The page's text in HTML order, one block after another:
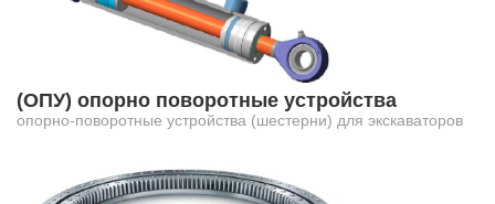
(ОПУ) опорно поворотные устройства
опорно-поворотные устройства (шестерни) для экскаваторов